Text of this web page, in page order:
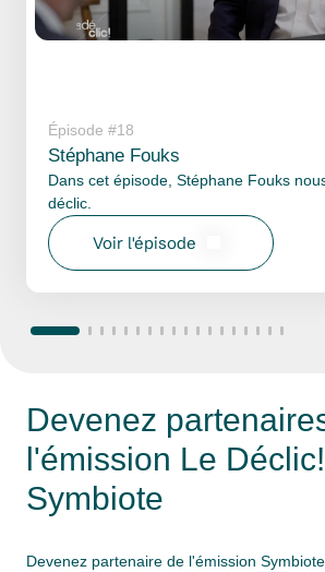
Épisode #18
Stéphane Fouks
Dans cet épisode, Stéphane Fouks
déclic.
Voir l'épisode
Devenez
l'émission Le
Symbiote
Devenez partenaire de l'émission